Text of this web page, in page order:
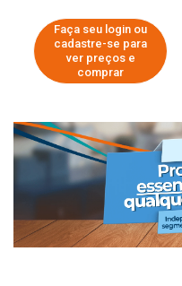
Faça seu login ou
cadastre-se para
ver preços e
comprar